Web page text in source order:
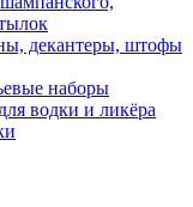
декантеры, штофы
наборы
водки и ликёра